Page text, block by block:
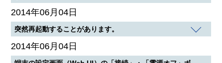
2014年06月04日
突然再起動することがあります。
2014年06月04日